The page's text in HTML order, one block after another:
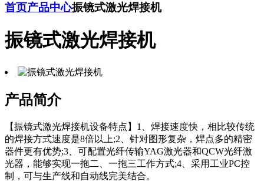
首页产品中心振镜式激光焊接机
振镜式激光焊接机
产品简介
【振镜式激光焊接机设备特点】1、焊接速度快，相比较传统
的焊接方式速度是8倍以上;2、针对图形复杂，焊点多的精密
器件更有优势;3、可配置光纤传输YAG激光器和QCW光纤激
光器，能够实现一拖二、一拖三工作方式;4、采用工业PC控
制，可与生产线和自动线完美结合。